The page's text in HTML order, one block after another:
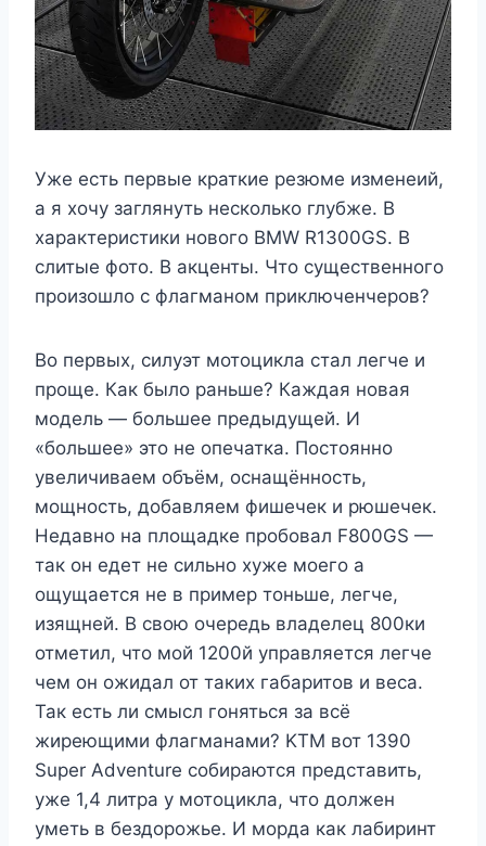
Уже есть первые краткие резюме изменеий,
а я хочу заглянуть несколько глубже. В
характеристики нового BMW R1300GS. В
слитые фото. В акценты. Что существенного
произошло с флагманом приключенчеров?
Во первых, силуэт мотоцикла стал легче и
проще. Как было раньше? Каждая новая
модель — большее предыдущей. И
«большее» это не опечатка. Постоянно
увеличиваем объём, оснащённость,
мощность, добавляем фишечек и рюшечек.
Недавно на площадке пробовал F800GS —
так он едет не сильно хуже моего а
ощущается не в пример тоньше, легче,
изящней. В свою очередь владелец 800ки
отметил, что мой 1200й управляется легче
чем он ожидал от таких габаритов и веса.
Так есть ли смысл гоняться за всё
жиреющими флагманами? KTM вот 1390
Super Adventure собираются представить,
уже 1,4 литра у мотоцикла, что должен
уметь в бездорожье. И морда как лабиринт